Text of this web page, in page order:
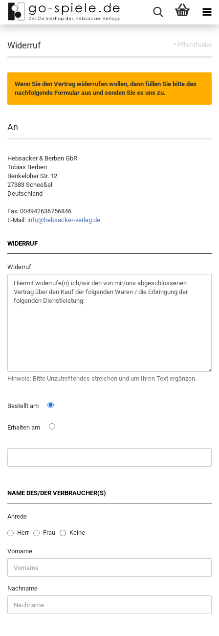
Widerruf
Wenn Sie den Vertrag widerrufen wollen, dann füllen Sie bitte das
nachfolgende Formular aus und senden Sie es uns zu.
An
Hebsacker & Berben GbR
Tobias Berben
Benkeloher Str. 12
27383 Scheeßel
Deutschland
Fax: 004942636756846
E-Mail: info@hebsacker-verlag.de
WIDERRUF
Widerruf
Hinweis: Bitte Unzutreffendes streichen und um Ihren Text ergänzen.
Bestellt am
Erhalten am
NAME DES/DER VERBRAUCHER(S)
Anrede
Herr Frau Keine
Vorname
Nachname
* Pflichtfelder